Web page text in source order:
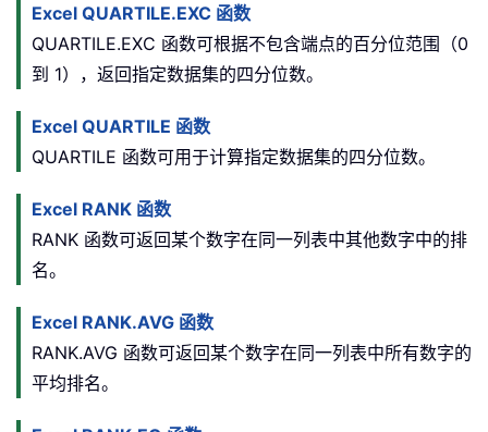
Excel QUARTILE.EXC 函数
QUARTILE.EXC 函数可根据不包含端点的百分位范围（0
到 1），返回指定数据集的四分位数。
Excel QUARTILE 函数
QUARTILE 函数可用于计算指定数据集的四分位数。
Excel RANK 函数
RANK 函数可返回某个数字在同一列表中其他数字中的排
名。
Excel RANK.AVG 函数
RANK.AVG 函数可返回某个数字在同一列表中所有数字的
平均排名。